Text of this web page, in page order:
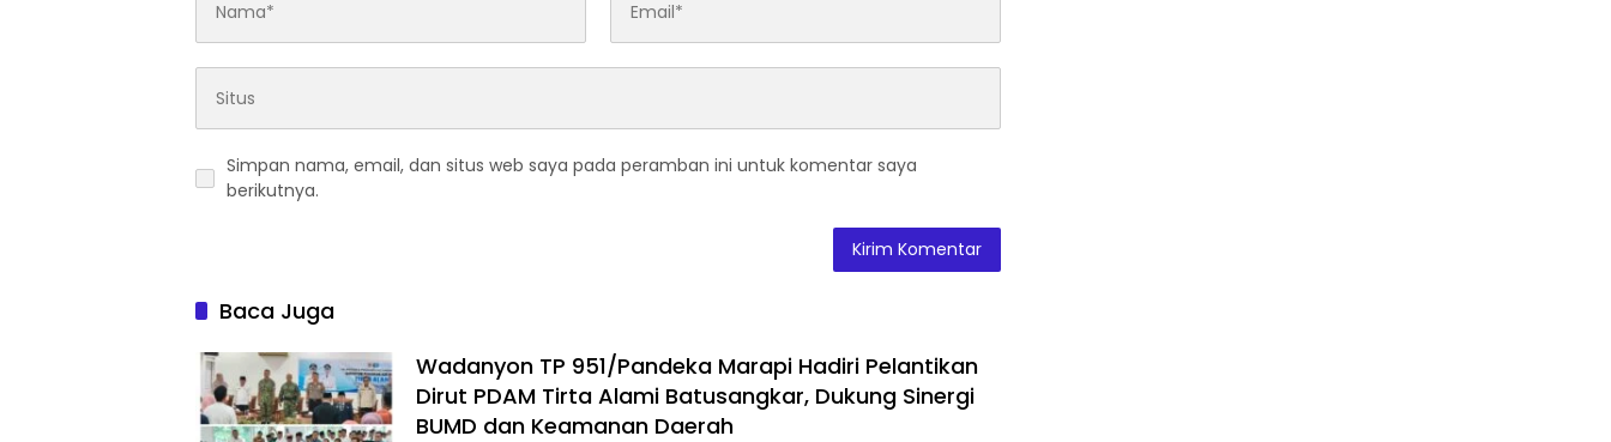
Simpan nama, email, dan situs web saya pada peramban ini untuk komentar saya
berikutnya.
Baca Juga
Wadanyon TP 951/Pandeka Marapi Hadiri Pelantikan
Dirut PDAM Tirta Alami Batusangkar, Dukung Sinergi
BUMD dan Keamanan Daerah